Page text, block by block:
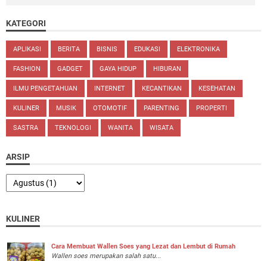
KATEGORI
APLIKASI BERITA BISNIS EDUKASI ELEKTRONIKA
FASHION GADGET GAYA HIDUP HIBURAN
ILMU PENGETAHUAN INTERNET KECANTIKAN KESEHATAN
KULINER MUSIK OTOMOTIF PARENTING PROPERTI
SASTRA TEKNOLOGI WANITA WISATA
ARSIP
KULINER
Cara Membuat Wallen Soes yang Lezat dan Lembut di Rumah
Wallen soes merupakan salah satu...